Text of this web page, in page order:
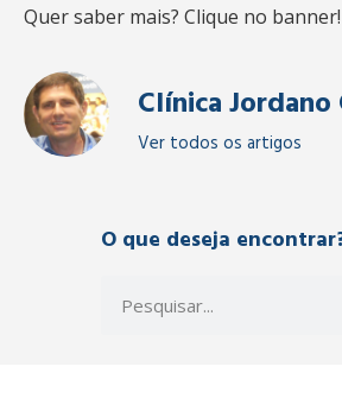
Quer saber mais? Clique no banner!
Clínica
Ver todos os artigos
O que deseja